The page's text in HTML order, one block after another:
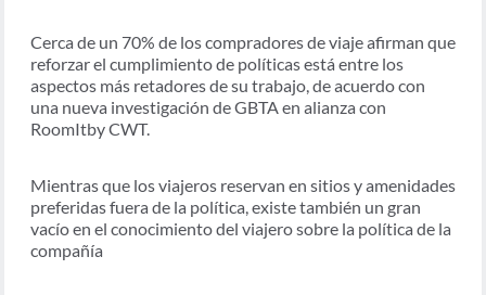
Cerca de un 70% de los compradores de viaje afirman que
reforzar el cumplimiento de políticas está entre los
aspectos más retadores de su trabajo, de acuerdo con
una nueva investigación de GBTA en alianza con
RoomItby CWT.
Mientras que los viajeros reservan en sitios y amenidades
preferidas fuera de la política, existe también un gran
vacío en el conocimiento del viajero sobre la política de la
compañía